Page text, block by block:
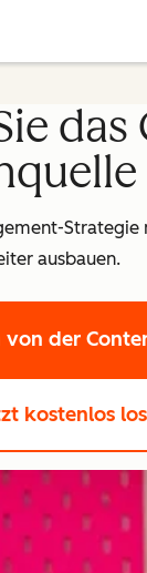
ausbauen.
von der
kostenlos